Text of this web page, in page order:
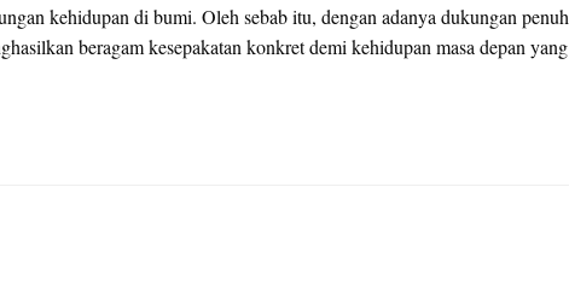
kehidupan di bumi. Oleh sebab itu, dengan adanya dukungan penuh
beragam kesepakatan konkret demi kehidupan masa depan yang